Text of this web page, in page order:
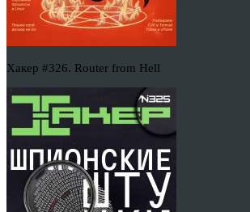
Хакер #326. Router from Hell